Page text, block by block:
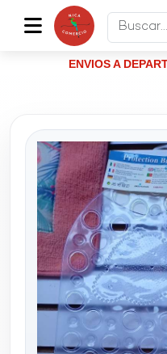
ENVIOS A